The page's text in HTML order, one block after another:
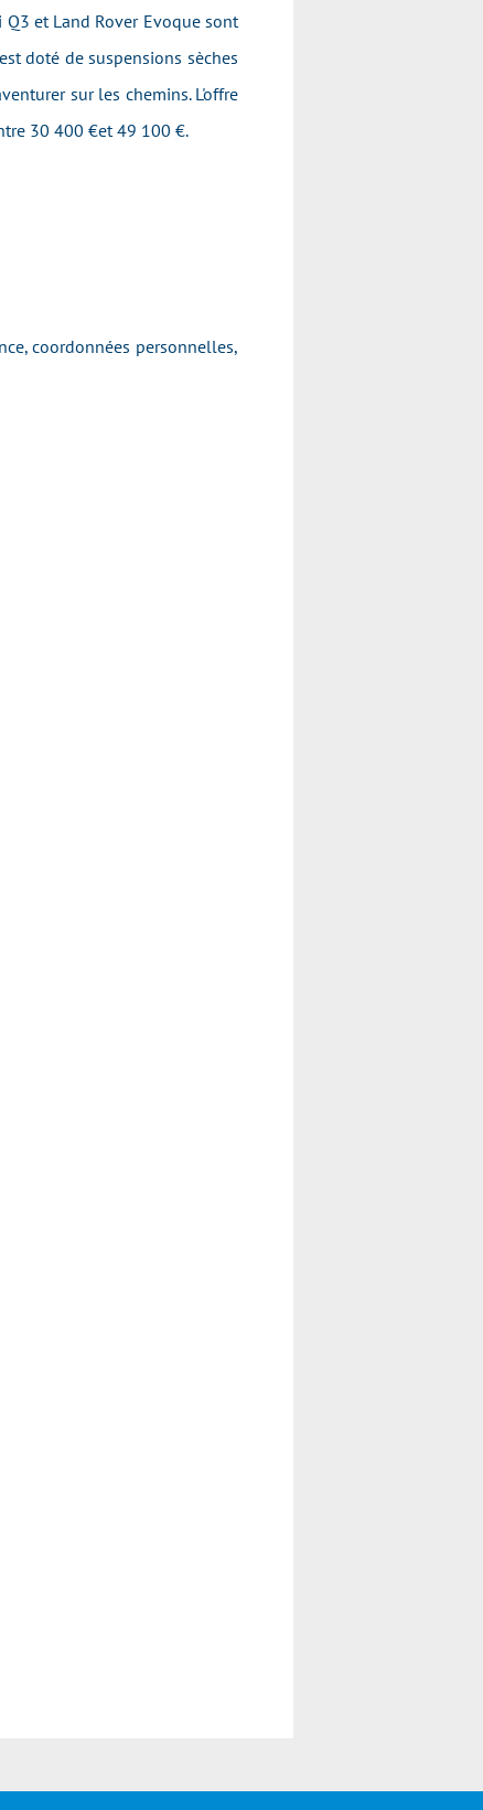
et Land Rover Evoque sont
doté de suspensions sèches
sur les chemins. L'offre
30 400 €et 49 100 €.
coordonnées personnelles,